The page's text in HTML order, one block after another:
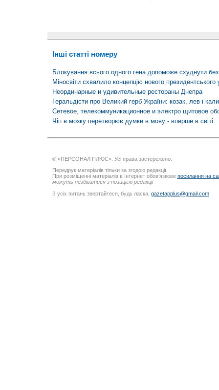
Інші статті номеру
Блокування всього одного гена допоможе схуднути
Міносвіти схвалило концепцію нового президентського
Неординарные и удивительные рестораны Днепра
Геральдісти про Великий герб України: козак, лев і
Сетевое, телекоммуникационное и электро щитовое
Чіп в мозку перетворює думки в мову - вперше в світі
© «ПЕРСОНАЛ ПЛЮС». Усі права застережено.
Передрук матеріалів тільки за згодою редакції.
При розміщенні матеріалів в Інтернет обов’язкове посилання на
можуть незбігатися з позицією редакції
З усіх питань звертайтеся, будь ласка, gazetapplus@gmail.com